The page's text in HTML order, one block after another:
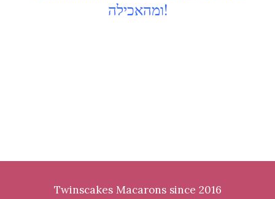
ומהאכילה!
Twinscakes Macarons since 2016